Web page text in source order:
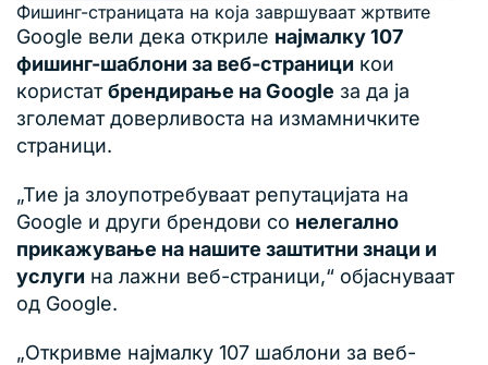
Фишинг-страницата на која завршуваат жртвите
Google вели дека откриле најмалку 107
фишинг-шаблони за веб-страници кои
користатбрендирање на Google за да ја
зголемат доверливоста на измамничките
страници.
„Тие ја злоупотребуваат репутацијата на
Google и други брендови со нелегално
прикажување на нашите заштитни знаци и
услуги на лажни веб-страници,“ објаснуваат
од Google.
„Откривме најмалку 107 шаблони за веб-